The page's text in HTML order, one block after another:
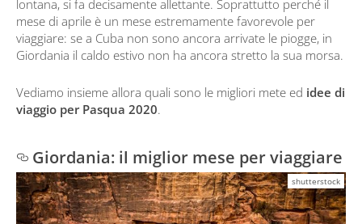
lontana, si fa decisamente allettante. Soprattutto perché il
mese di aprile è un mese estremamente favorevole per
viaggiare: se a Cuba non sono ancora arrivate le piogge, in
Giordania il caldo estivo non ha ancora stretto la sua morsa.
Vediamo insieme allora quali sono le migliori mete ed idee di
viaggio per Pasqua 2020.
Giordania: il miglior mese per viaggiare
shutterstock